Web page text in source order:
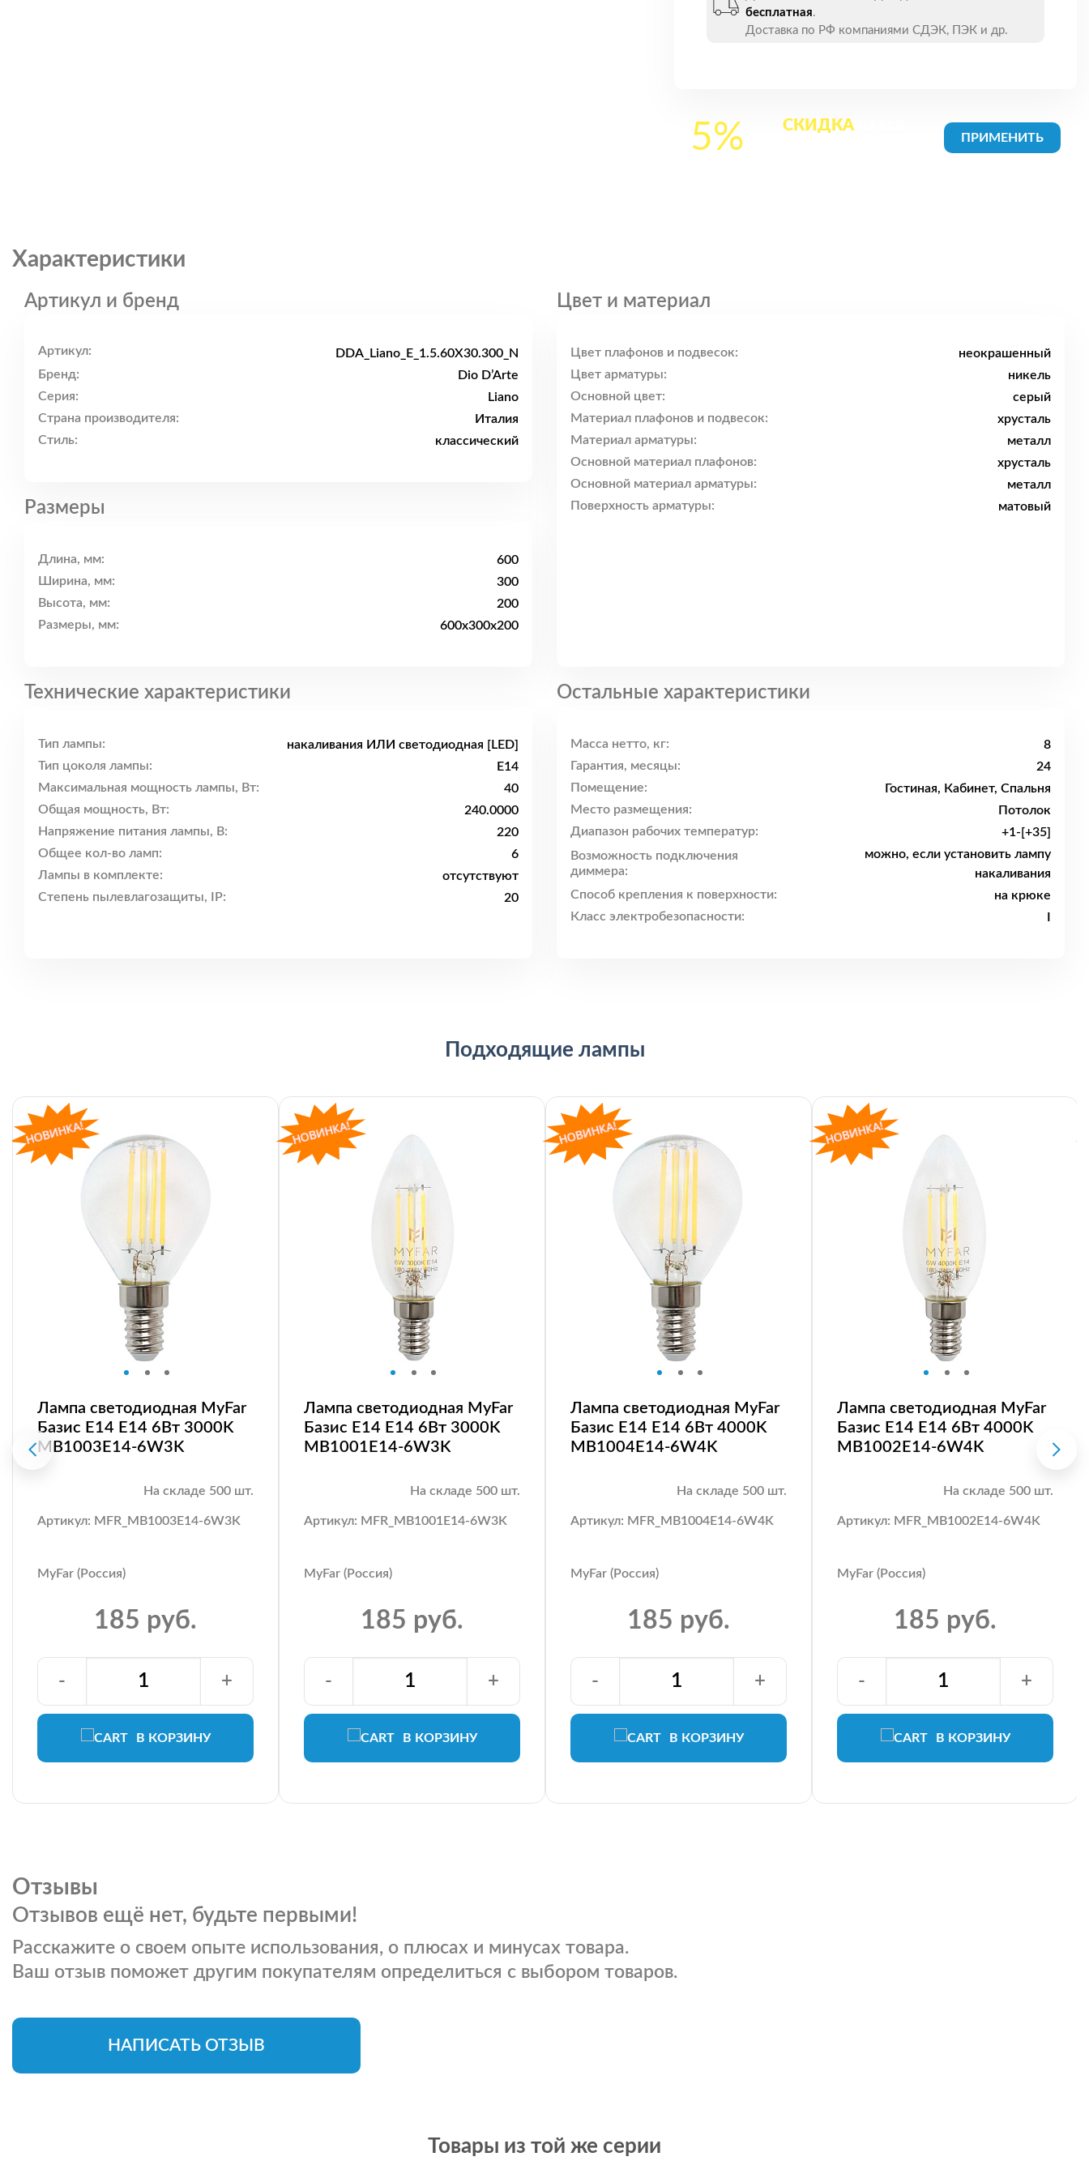
бесплатная.
Доставка по РФ компаниями СДЭК, ПЭК и др.
5% СКИДКА
Характеристики
Артикул и бренд
Артикул:
DDA_Liano_E_1.5.60X30.300_N
Бренд:
Dio D’Arte
Серия:
Liano
Страна производителя:
Италия
Стиль:
классический
Размеры
Длина, мм:
600
Ширина, мм:
300
Высота, мм:
200
Размеры, мм:
600x300x200
Цвет и материал
Цвет плафонов и подвесок:
неокрашенный
Цвет арматуры:
никель
Основной цвет:
серый
Материал плафонов и подвесок:
хрусталь
Материал арматуры:
металл
Основной материал плафонов:
хрусталь
Основной материал арматуры:
металл
Поверхность арматуры:
матовый
Технические характеристики
Тип лампы:
накаливания ИЛИ светодиодная [LED]
Тип цоколя лампы:
E14
Максимальная мощность лампы, Вт:
40
Общая мощность, Вт:
240.0000
Напряжение питания лампы, В:
220
Общее кол-во ламп:
6
Лампы в комплекте:
отсутствуют
Степень пылевлагозащиты, IP:
20
Остальные характеристики
Масса нетто, кг:
8
Гарантия, месяцы:
24
Помещение:
Гостиная, Кабинет, Спальня
Место размещения:
Потолок
Диапазон рабочих температур:
+1-[+35]
Возможность подключения
диммера:
можно, если установить лампу
накаливания
Способ крепления к поверхности:
на крюке
Класс электробезопасности:
I
Подходящие лампы
Лампа светодиодная MyFar
Базис E14 E14 6Вт 3000K
MB1003E14-6W3K
На складе 500 шт.
Артикул: MFR_MB1003E14-6W3K
MyFar (Россия)
185 руб.
В КОРЗИНУ
- +
Лампа светодиодная MyFar
Базис E14 E14 6Вт 3000K
MB1001E14-6W3K
На складе 500 шт.
Артикул: MFR_MB1001E14-6W3K
MyFar (Россия)
185 руб.
В КОРЗИНУ
- +
Лампа светодиодная MyFar
Базис E14 E14 6Вт 4000K
MB1004E14-6W4K
На складе 500 шт.
Артикул: MFR_MB1004E14-6W4K
MyFar (Россия)
185 руб.
В КОРЗИНУ
- +
Лампа светодиодная MyFar
Базис E14 E14 6Вт 4000K
MB1002E14-6W4K
На складе 500 шт.
Артикул: MFR_MB1002E14-6W4K
MyFar (Россия)
185 руб.
В КОРЗИНУ
- +
Отзывы
Отзывов ещё нет, будьте первыми!
Расскажите о своем опыте использования, о плюсах и минусах товара.
Ваш отзыв поможет другим покупателям определиться с выбором товаров.
НАПИСАТЬ ОТЗЫВ
Товары из той же серии